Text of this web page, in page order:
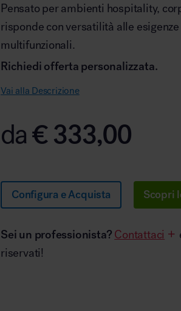
Pensato per ambienti hospitality,
risponde con versatilità alle
multifunzionali.
Richiedi offerta personalizzata.
Vai alla Descrizione
da€333,00
Scopri
Configura e Acquista
Sei un professionista? Contattaci
riservati!